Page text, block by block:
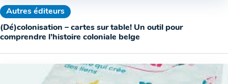
Autres éditeurs
(Dé)colonisation – cartes sur table! Un outil pour
comprendre l’histoire coloniale belge